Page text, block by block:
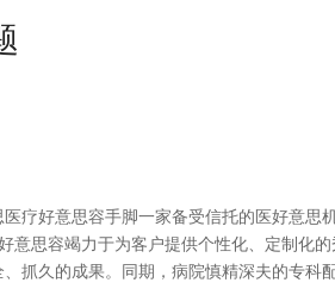
疗好意思容手脚一家备受信托的医好意思
思容竭力于为客户提供个性化、定制化
抓久的成果。同期，病院慎精深夫的专科